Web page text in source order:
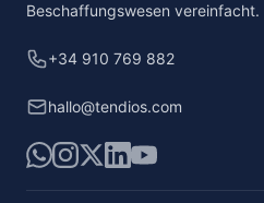
Beschaffungswesen vereinfacht.
+34 910 769 882
hallo@tendios.com
WhatsApp
Instagram
X LinkedIn
YouTube